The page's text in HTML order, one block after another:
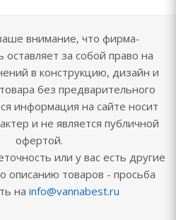
внимание, что фирма-
оставляет за собой право на
в конструкцию, дизайн и
без предварительного
информация на сайте носит
и не является публичной
офертой.
или у вас есть другие
описанию товаров - просьба
на info@vannabest.ru